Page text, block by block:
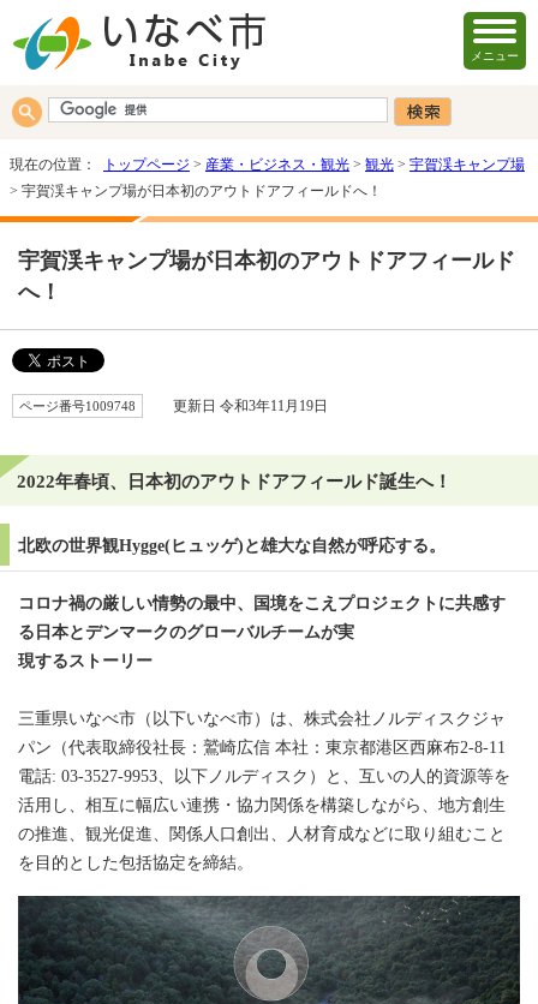
メニュー
現在の位置： トップページ > 産業・ビジネス・観光 > 観光 > 宇賀渓キャンプ場
> 宇賀渓キャンプ場が日本初のアウトドアフィールドへ！
宇賀渓キャンプ場が日本初のアウトドアフィールド
へ！
ページ番号1009748 更新日 令和3年11月19日
2022年春頃、日本初のアウトドアフィールド誕生へ！
北欧の世界観Hygge(ヒュッゲ)と雄大な自然が呼応する。
コロナ禍の厳しい情勢の最中、国境をこえプロジェクトに共感す
る日本とデンマークのグローバルチームが実
現するストーリー
三重県いなべ市（以下いなべ市）は、株式会社ノルディスクジャ
パン（代表取締役社長：鷲崎広信 本社：東京都港区西麻布2-8-11
電話: 03-3527-9953、以下ノルディスク）と、互いの人的資源等を
活用し、相互に幅広い連携・協力関係を構築しながら、地方創生
の推進、観光促進、関係人口創出、人材育成などに取り組むこと
を目的とした包括協定を締結。